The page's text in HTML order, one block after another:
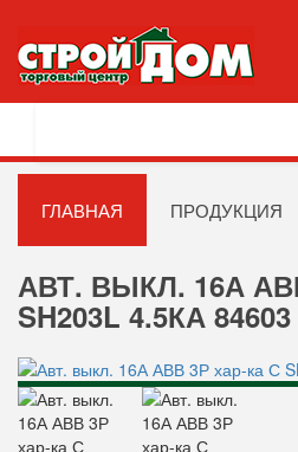
ГЛАВНАЯ ПРОДУКЦИЯ
АВТ. ВЫКЛ. 16А
SH203L 4.5КА 84603